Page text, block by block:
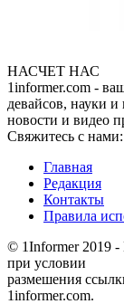
НАСЧЕТ НАС
1informer.com -
девайсов, науки
новости и видео
Свяжитесь с нами:
Главная
Редакция
Контакты
Правила
© 1Informer 2019 -
при условии
размешения
1informer.com.